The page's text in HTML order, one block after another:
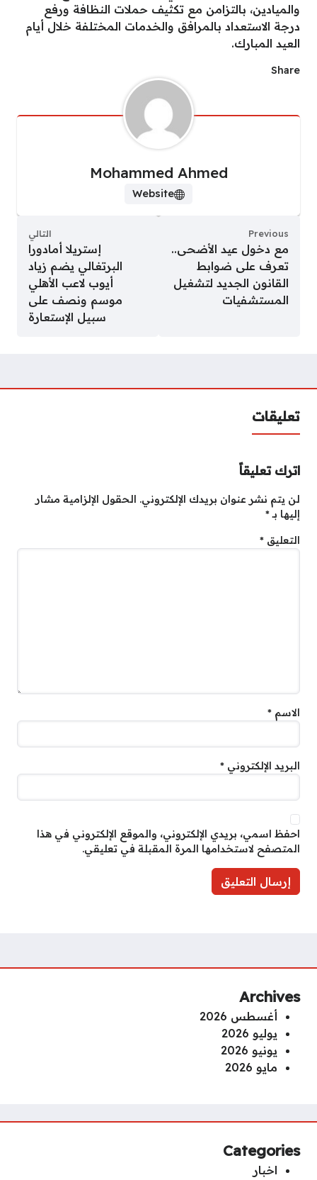
والميادين، بالتزامن مع تكثيف حملات النظافة ورفع
درجة الاستعداد بالمرافق والخدمات المختلفة خلال أيام
العيد المبارك.
Share
Mohammed Ahmed
Website
Previous
مع دخول عيد الأضحى..
تعرف على ضوابط
القانون الجديد لتشغيل
المستشفيات
التالي
إستريلا أمادورا
البرتغالي يضم زياد
أيوب لاعب الأهلي
موسم ونصف على
سبيل الإستعارة
تعليقات
اترك تعليقاً
لن يتم نشر عنوان بريدك الإلكتروني. الحقول الإلزامية مشار
إليها بـ*
التعليق *
الاسم *
البريد الإلكتروني *
احفظ اسمي، بريدي الإلكتروني، والموقع الإلكتروني في هذا
المتصفح لاستخدامها المرة المقبلة في تعليقي.
Archives
أغسطس 2026
يوليو 2026
يونيو 2026
مايو 2026
Categories
اخبار